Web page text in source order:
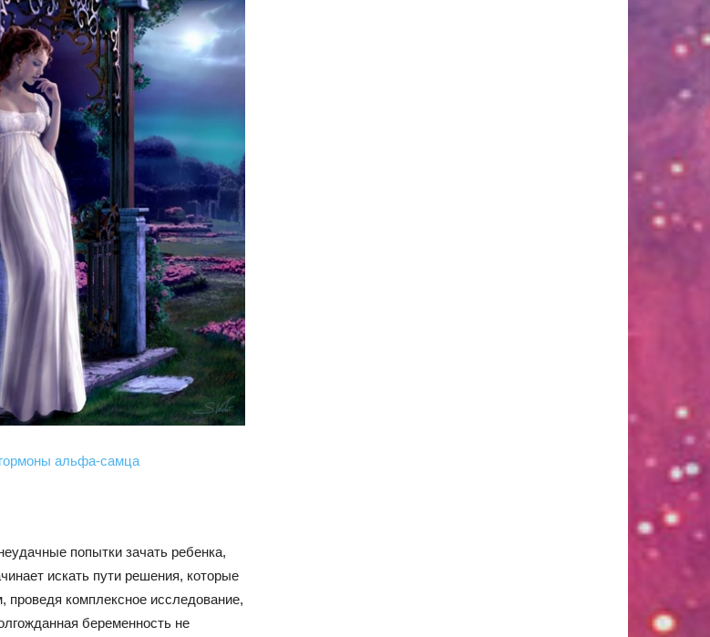
альфа-самца
попытки зачать ребенка,
искать пути решения, которые
проведя комплексное исследование,
беременность не